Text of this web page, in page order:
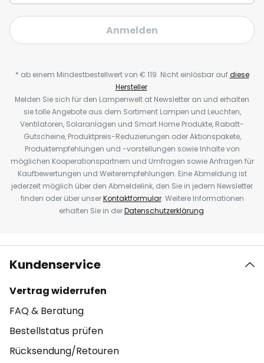
Anmelden
* ab einem Mindestbestellwert von € 119. Nicht einlösbar aufdiese
Hersteller.
Melden Sie sich für den Lampenwelt.at Newsletter an und erhalten
sie tolle Angebote aus dem Sortiment Lampen und Leuchten,
Ventilatoren, Solaranlagen und Smart Home Produkte, Rabatt-
Gutscheine, Produktpreis-Reduzierungen oder Aktionspakete,
Produktempfehlungen und -vorstellungen sowie Inhalte von
möglichen Kooperationspartnern und Umfragen sowie Anfragen für
Kaufbewertungen und Weiterempfehlungen. Eine Abmeldung ist
jederzeit möglich über den Abmeldelink, den Sie in jedem Newsletter
finden oder über unserKontaktformular. Weitere Informationen
erhalten Sie in derDatenschutzerklärung.
Kundenservice
Vertrag widerrufen
FAQ & Beratung
Bestellstatus prüfen
Rücksendung/Retouren